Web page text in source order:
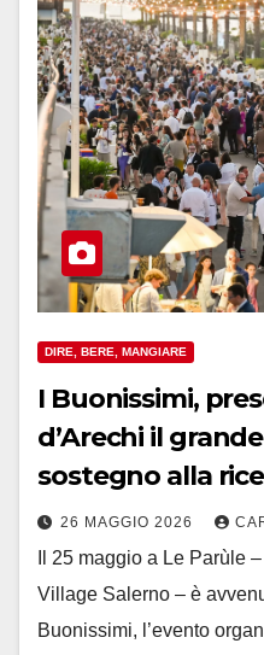
DIRE, BERE, MANGIARE
I Buonissimi,
d’Arechi il
sostegno alla
26 MAGGIO 2026
Il 25 maggio a Le Parùle
Village Salerno – è
Buonissimi, l’evento